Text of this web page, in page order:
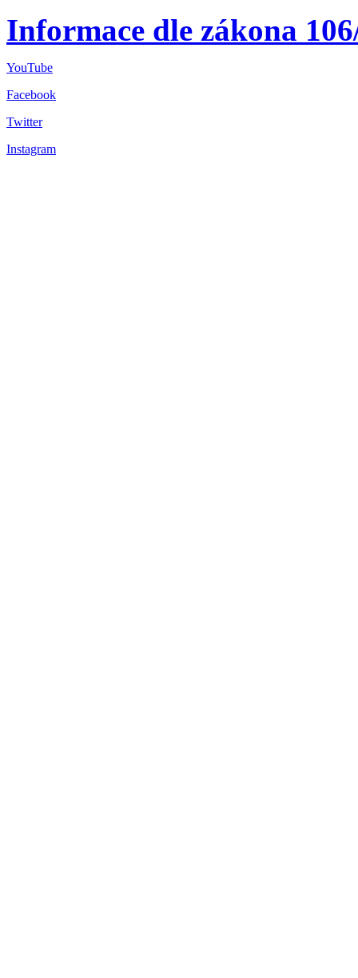
Informace dle zákona
YouTube
Facebook
Twitter
Instagram